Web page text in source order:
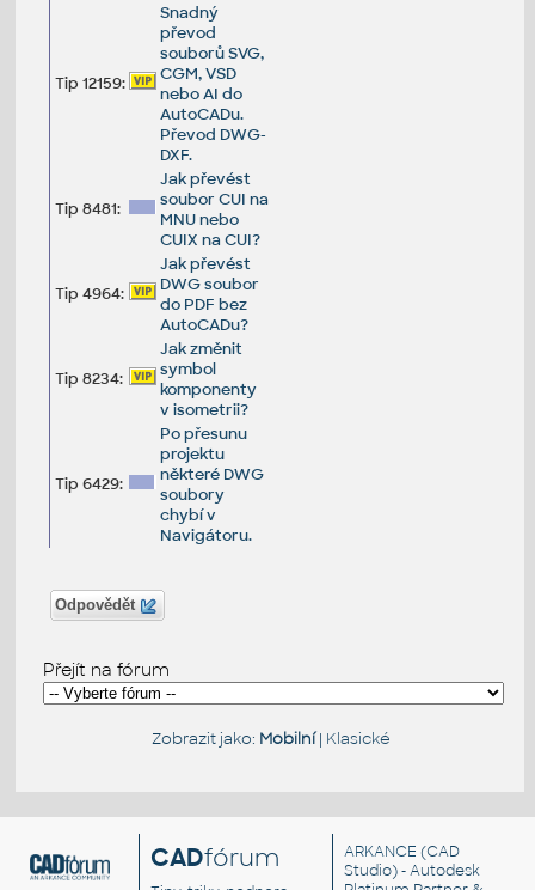
Tip 12159:
Snadný
převod
souborů SVG,
CGM, VSD
nebo AI do
AutoCADu.
Převod DWG-
DXF.
Tip 8481:
Jak převést
soubor CUI na
MNU nebo
CUIX na CUI?
Tip 4964:
Jak převést
DWG soubor
do PDF bez
AutoCADu?
Tip 8234:
Jak změnit
symbol
komponenty
v isometrii?
Tip 6429:
Po přesunu
projektu
některé DWG
soubory
chybí v
Navigátoru.
Odpovědět
Přejít na fórum
Zobrazit jako: Mobilní| Klasické
CADfórum ARKANCE (CAD
Studio) - Autodesk